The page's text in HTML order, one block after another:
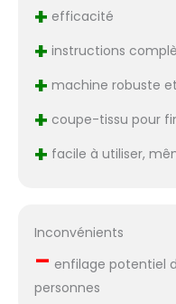
+ efficacité
+ instructions
+ machine robuste
+ coupe-tissu pour
+ facile à utiliser,
Inconvénients
– enfilage potentiel
personnes